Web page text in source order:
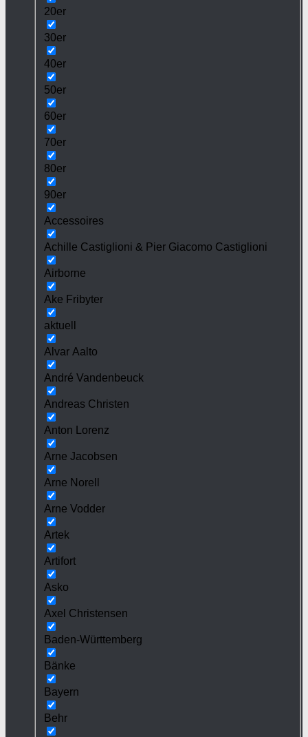
20er
30er
40er
50er
60er
70er
80er
90er
Accessoires
Achille Castiglioni & Pier Giacomo Castiglioni
Airborne
Ake Fribyter
aktuell
Alvar Aalto
André Vandenbeuck
Andreas Christen
Anton Lorenz
Arne Jacobsen
Arne Norell
Arne Vodder
Artek
Artifort
Asko
Axel Christensen
Baden-Württemberg
Bänke
Bayern
Behr